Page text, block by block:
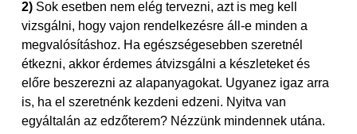
2) Sok esetben nem elég tervezni, azt is meg kell
vizsgálni, hogy vajon rendelkezésre áll-e minden a
megvalósításhoz. Ha egészségesebben szeretnél
étkezni, akkor érdemes átvizsgálni a készleteket és
előre beszerezni az alapanyagokat. Ugyanez igaz arra
is, ha el szeretnénk kezdeni edzeni. Nyitva van
egyáltalán az edzőterem? Nézzünk mindennek utána.